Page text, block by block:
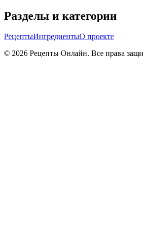
Разделы и категории
РецептыИнгредиентыО проекте
© 2026 Рецепты Онлайн. Все права